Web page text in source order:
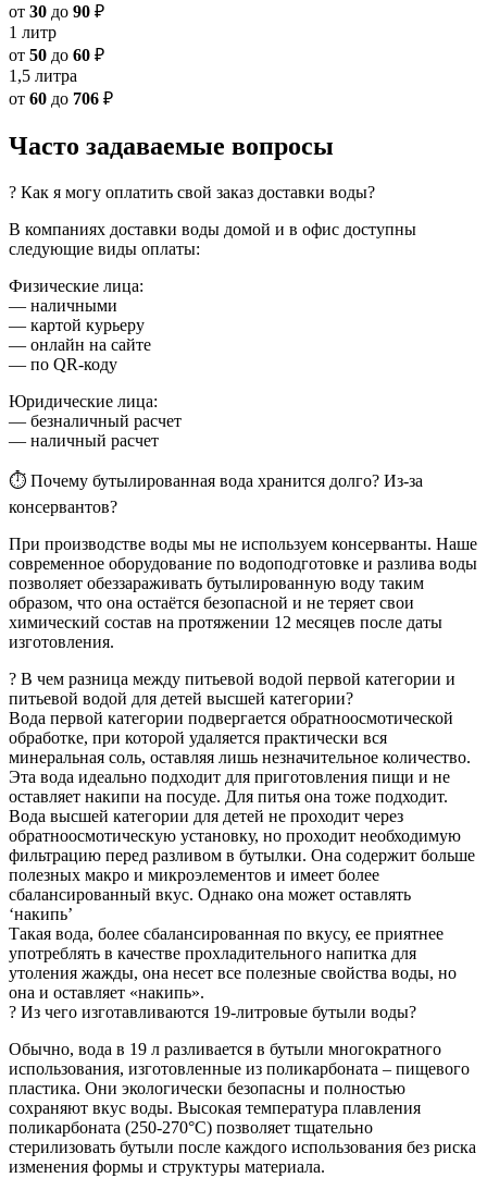
от 30 до 90 ₽
1 литр
от 50 до 60 ₽
1,5 литра
от 60 до 706 ₽
Часто задаваемые вопросы
? Как я могу оплатить свой заказ доставки воды?
В компаниях доставки воды домой и в офис доступны
следующие виды оплаты:
Физические лица:
— наличными
— картой курьеру
— онлайн на сайте
— по QR-коду
Юридические лица:
— безналичный расчет
— наличный расчет
⏱ Почему бутылированная вода хранится долго? Из-за
консервантов?
При производстве воды мы не используем консерванты. Наше
современное оборудование по водоподготовке и разлива воды
позволяет обеззараживать бутылированную воду таким
образом, что она остаётся безопасной и не теряет свои
химический состав на протяжении 12 месяцев после даты
изготовления.
? В чем разница между питьевой водой первой категории и
питьевой водой для детей высшей категории?
Вода первой категории подвергается обратноосмотической
обработке, при которой удаляется практически вся
минеральная соль, оставляя лишь незначительное количество.
Эта вода идеально подходит для приготовления пищи и не
оставляет накипи на посуде. Для питья она тоже подходит.
Вода высшей категории для детей не проходит через
обратноосмотическую установку, но проходит необходимую
фильтрацию перед разливом в бутылки. Она содержит больше
полезных макро и микроэлементов и имеет более
сбалансированный вкус. Однако она может оставлять
‘накипь’
Такая вода, более сбалансированная по вкусу, ее приятнее
употреблять в качестве прохладительного напитка для
утоления жажды, она несет все полезные свойства воды, но
она и оставляет «накипь».
? Из чего изготавливаются 19-литровые бутыли воды?
Обычно, вода в 19 л разливается в бутыли многократного
использования, изготовленные из поликарбоната – пищевого
пластика. Они экологически безопасны и полностью
сохраняют вкус воды. Высокая температура плавления
поликарбоната (250-270°C) позволяет тщательно
стерилизовать бутыли после каждого использования без риска
изменения формы и структуры материала.